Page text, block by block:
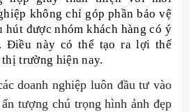
không chỉ góp phần bảo vệ
hút được nhóm khách hàng có ý
Điều này có thể tạo ra lợi thế
trường hiện nay.
doanh nghiệp luôn đầu tư vào
tượng chú trọng hình ảnh đẹp